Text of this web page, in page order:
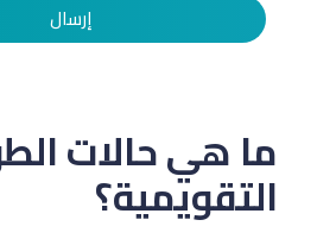
إرسال
ما هي حالات
التقويمية؟